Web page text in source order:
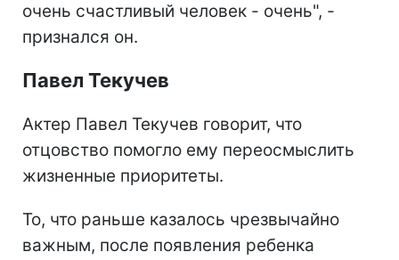
очень счастливый человек - очень", -
признался он.
Павел Текучев
Актер Павел Текучев говорит, что
отцовство помогло ему переосмыслить
жизненные приоритеты.
То, что раньше казалось чрезвычайно
важным, после появления ребенка